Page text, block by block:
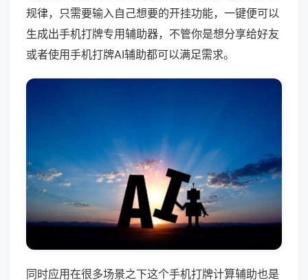
规律，只需要输入自己想要的开挂功能，一键便可以
生成出手机打牌专用辅助器，不管你是想分享给好友
或者使用手机打牌AI辅助都可以满足需求。
同时应用在很多场景之下这个手机打牌计算辅助也是